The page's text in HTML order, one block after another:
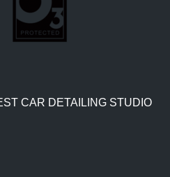
CAR DETAILING STUDIO